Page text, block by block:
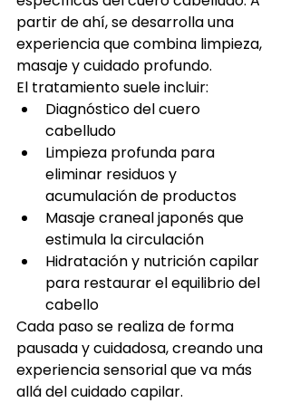
partir de ahí, se desarrolla una
experiencia que combina limpieza,
masaje y cuidado profundo.
El tratamiento suele incluir:
Diagnóstico del cuero
cabelludo
Limpieza profunda para
eliminar residuos y
acumulación de productos
Masaje craneal japonés que
estimula la circulación
Hidratación y nutrición capilar
para restaurar el equilibrio del
cabello
Cada paso se realiza de forma
pausada y cuidadosa, creando una
experiencia sensorial que va más
allá del cuidado capilar.